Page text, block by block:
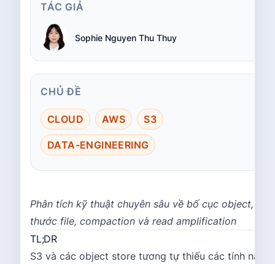
TÁC GIẢ
Sophie Nguyen Thu Thuy
CHỦ ĐỀ
CLOUD AWS S3
DATA-ENGINEERING
Phân tích kỹ thuật chuyên sâu về bố cục object, kích
thước file, compaction và read amplification
TL;DR
S3 và các object store tương tự thiếu các tính năng